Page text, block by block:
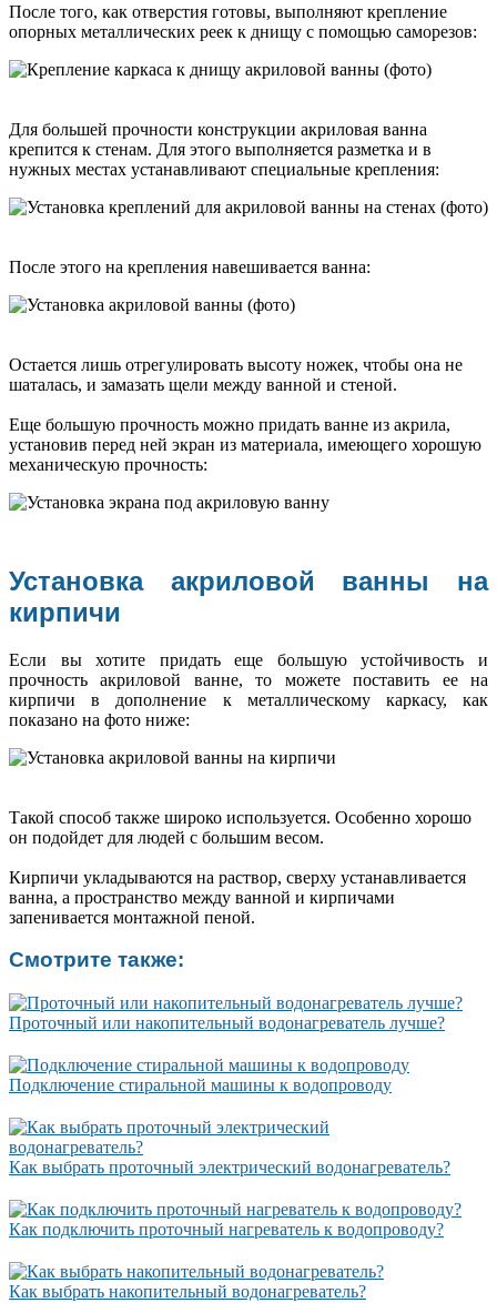
После того, как отверстия готовы, выполняют крепление
опорных металлических реек к днищу с помощью саморезов:
Для большей прочности конструкции акриловая ванна
крепится к стенам. Для этого выполняется разметка и в
нужных местах устанавливают специальные крепления:
После этого на крепления навешивается ванна:
Остается лишь отрегулировать высоту ножек, чтобы она не
шаталась, и замазать щели между ванной и стеной.
Еще большую прочность можно придать ванне из акрила,
установив перед ней экран из материала, имеющего хорошую
механическую прочность:
Установка акриловой ванны на
кирпичи
Если вы хотите придать еще большую устойчивость и
прочность акриловой ванне, то можете поставить ее на
кирпичи в дополнение к металлическому каркасу, как
показано на фото ниже:
Такой способ также широко используется. Особенно хорошо
он подойдет для людей с большим весом.
Кирпичи укладываются на раствор, сверху устанавливается
ванна, а пространство между ванной и кирпичами
запенивается монтажной пеной.
Смотрите также:
Проточный или накопительный водонагреватель лучше?
Подключение стиральной машины к водопроводу
Как выбрать проточный электрический водонагреватель?
Как подключить проточный нагреватель к водопроводу?
Как выбрать накопительный водонагреватель?